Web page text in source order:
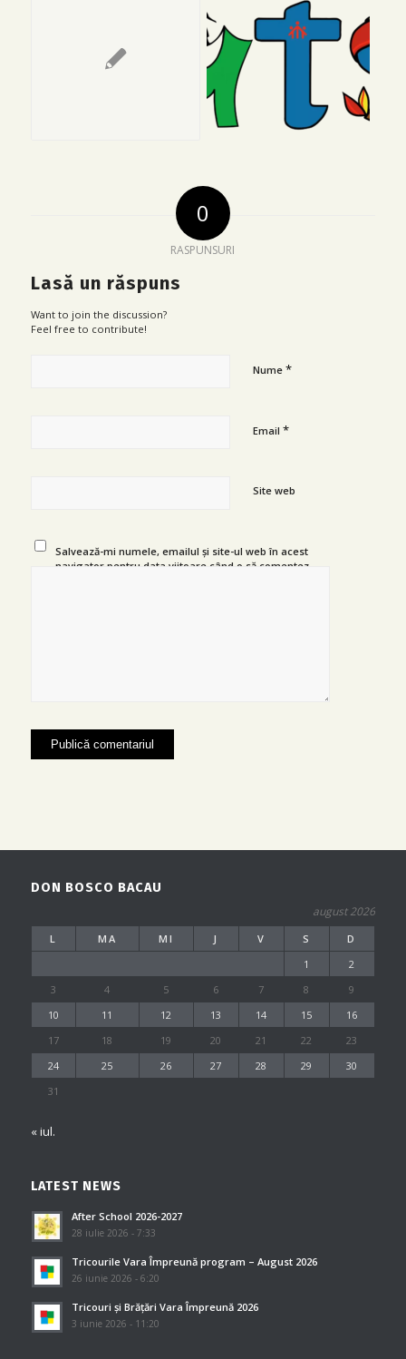
0
RASPUNSURI
Lasă un răspuns
Want to join the discussion?
Feel free to contribute!
Nume *
Email *
Site web
Salvează-mi numele, emailul și site-ul web în acest
navigator pentru data viitoare când o să comentez.
DON BOSCO BACAU
august 2026
L MA MI J V S
D
1
2
3
4 5 6 7 8
9
10
11 12 13 14 15
16
17
18 19 20 21 22
23
24
25 26 27 28 29
30
31
« iul.
LATEST NEWS
After School 2026-2027
28 iulie 2026 - 7:33
Tricourile Vara Împreună program – August 2026
26 iunie 2026 - 6:20
Tricouri și Brățări Vara Împreună 2026
3 iunie 2026 - 11:20